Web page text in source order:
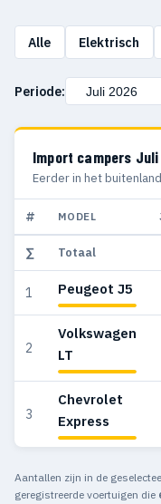
Alle Elektrisch
Periode:
Import campers
Eerder in het
# MODEL
∑ Totaal
1 Peugeot J5
2
Volkswagen
LT
3
Chevrolet
Express
Aantallen zijn in de
geregistreerde voertuigen die